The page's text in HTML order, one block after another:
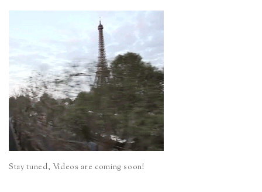
Stay tuned, Videos are coming soon!